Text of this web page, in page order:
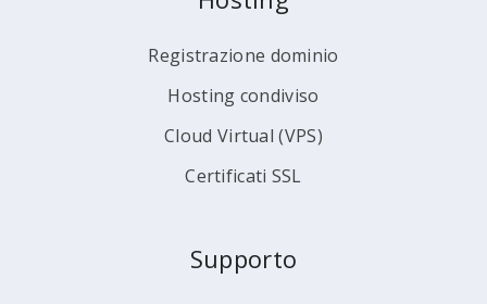
Registrazione dominio
Hosting condiviso
Cloud Virtual (VPS)
Certificati SSL
Supporto